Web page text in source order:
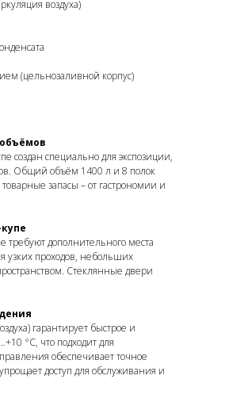
воздуха)
(цельнозаливной корпус)
создан специально для экспозиции,
Общий объём 1400 л и 8 полок
запасы – от гастрономии и
дополнительного места
узких проходов, небольших
Стеклянные двери
гарантирует быстрое и
°C, что подходит для
обеспечивает точное
доступ для обслуживания и